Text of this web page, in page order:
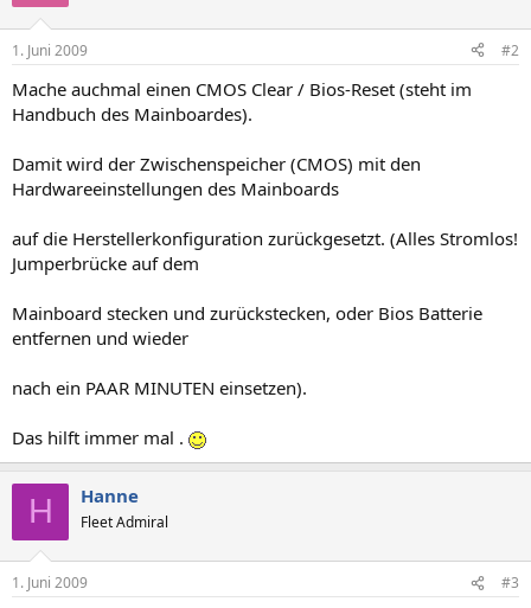
1. Juni 2009 #2
Mache auchmal einen CMOS Clear / Bios-Reset (steht im
Handbuch des Mainboardes).
Damit wird der Zwischenspeicher (CMOS) mit den
Hardwareeinstellungen des Mainboards
auf die Herstellerkonfiguration zurückgesetzt. (Alles Stromlos!
Jumperbrücke auf dem
Mainboard stecken und zurückstecken, oder Bios Batterie
entfernen und wieder
nach ein PAAR MINUTEN einsetzen).
Das hilft immer mal .
H Hanne
Fleet Admiral
1. Juni 2009 #3